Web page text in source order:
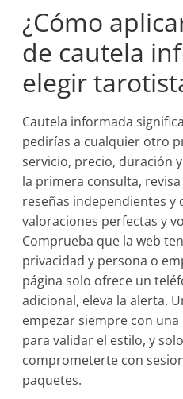
¿Cómo
de cautela
elegir
Cautela informada
pedirías a cualquier otro
servicio, precio, duración
la primera consulta,
reseñas independientes y
valoraciones perfectas y
Comprueba que la web
privacidad y persona o
página solo ofrece un
adicional, eleva la alerta.
empezar siempre con
para validar el estilo, y
comprometerte con
paquetes.